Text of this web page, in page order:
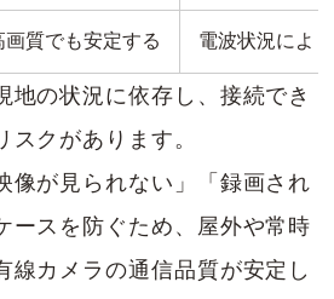
画質でも安定する 電波状況によ
地の状況に依存し、接続でき
クがあります。
像が見られない」「録画され
ースを防ぐため、屋外や常時
線カメラの通信品質が安定し